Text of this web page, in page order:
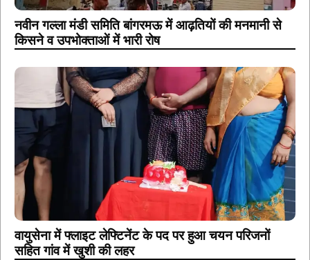
नवीन गल्ला मंडी समिति बांगरमऊ में आढ़तियों की मनमानी से
किसने व उपभोक्ताओं में भारी रोष
वायुसेना में फ्लाइट लेफ्टिनेंट के पद पर हुआ चयन परिजनों
सहित गांव में खुशी की लहर